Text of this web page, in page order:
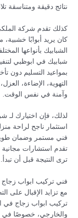
نتائج دقيقة ومتناسقة
كذلك تقدم شركة
الشبابيك بأنواعها
شبابيك في ابوظبي
بمواعيد التسليم دون
التهوية، الإضاءة،
وآمنة في نفس الوقت.
لذلك، فإن اختيارك لـ
استثمار ناجح لراحة
فني مستمر وضمان
تقدم استشارات مجانية
ترى النتيجة قبل أن تبدأ.
فني تركيب ابواب
مع تزايد الإقبال على
تركيب ابواب زجاج في
والخارجي، خصوصًا في